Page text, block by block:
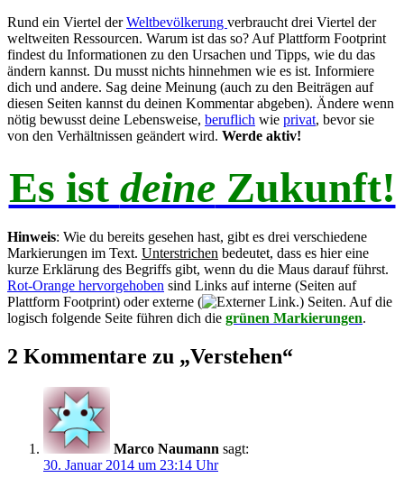
Rund ein Viertel derWeltbevölkerung verbraucht drei Viertel der
weltweiten Ressourcen. Warum ist das so? Auf Plattform Footprint
findest du Informationen zu den Ursachen und Tipps, wie du das
ändern kannst. Du musst nichts hinnehmen wie es ist. Informiere
dich und andere. Sag deine Meinung (auch zu den Beiträgen auf
diesen Seiten kannst du deinen Kommentar abgeben). Ändere wenn
nötig bewusst deine Lebensweise, beruflich wie privat, bevor sie
von den Verhältnissen geändert wird. Werde aktiv!
Es ist deineZukunft!
Hinweis: Wie du bereits gesehen hast, gibt es drei verschiedene
Markierungen im Text. Unterstrichen bedeutet, dass es hier eine
kurze Erklärung des Begriffs gibt, wenn du die Maus darauf führst.
Rot-Orange hervorgehoben sind Links auf interne (Seiten auf
Plattform Footprint) oder externe (
) Seiten. Auf die
logisch folgende Seite führen dich die grünen Markierungen.
2 Kommentare zu „Verstehen“
Marco Naumann sagt:
30. Januar 2014 um 23:14 Uhr